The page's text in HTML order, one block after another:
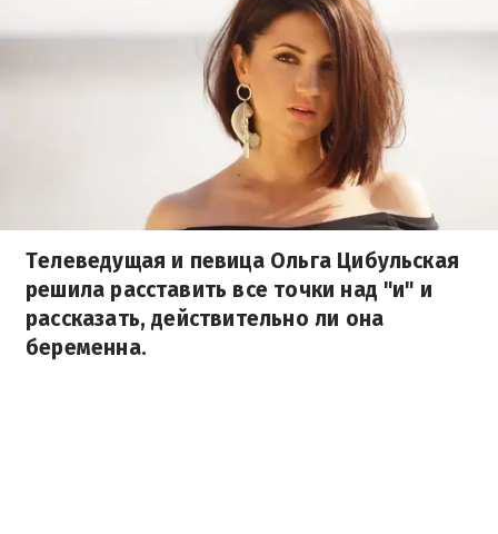
Телеведущая и певица Ольга Цибульская
решила расставить все точки над "и" и
рассказать, действительно ли она
беременна.